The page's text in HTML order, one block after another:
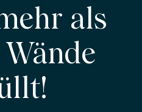
als
Wände